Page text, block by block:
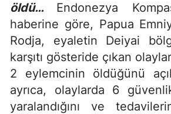
öldü… Endonezya
haberine göre, Papua
Rodja, eyaletin Deiyai
karşıtı gösteride çıkan
2 eylemcinin öldüğünü
ayrıca, olaylarda 6
yaralandığını ve